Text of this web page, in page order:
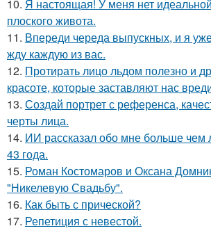
10. Я настоящая! У меня нет
плоского живота.
11. Впереди череда выпускных, и я
жду каждую из вас.
12. Протирать лицо льдом полезно и
красоте, которые заставляют нас
13. Создай портрет с референса,
черты лица.
14. ИИ рассказал обо мне больше чем
43 года.
15. Роман Костомаров и Оксана
"Никелевую Свадьбу".
16. Как быть с прической?
17. Репетиция с невестой.